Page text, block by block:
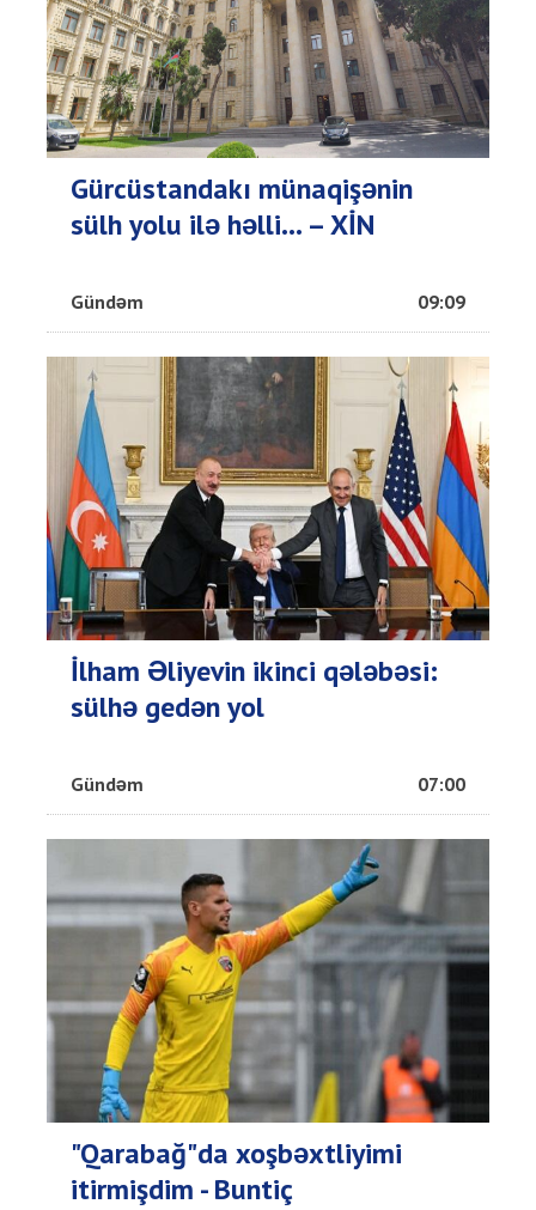
Gürcüstandakı münaqişənin
sülh yolu ilə həlli... – XİN
Gündəm 09:09
İlham Əliyevin ikinci qələbəsi:
sülhə gedən yol
Gündəm 07:00
"Qarabağ"da xoşbəxtliyimi
itirmişdim - Buntiç